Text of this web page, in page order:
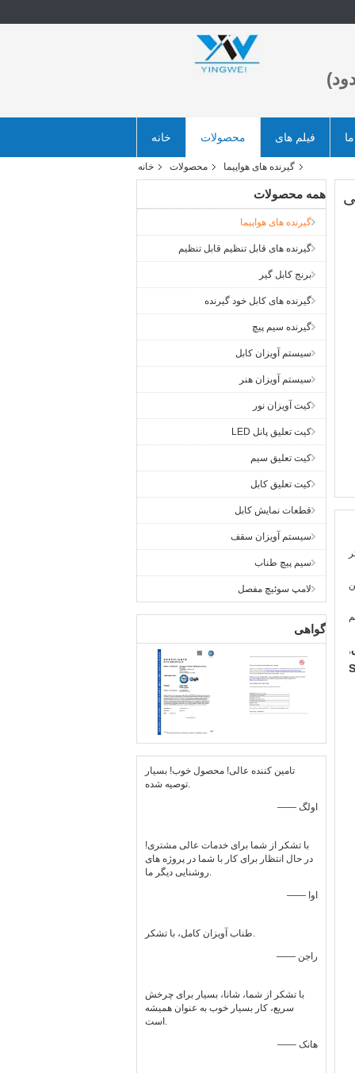
خانه محصولات فیلم های
خانه محصولات گیرنده های هواپیما
همه محصولات
گیرنده های هواپیما
گیرنده های قابل تنظیم قابل تنظیم
برنج کابل گیر
گیرنده های کابل خود گیرنده
گیرنده سیم پیچ
سیستم آویزان کابل
سیستم آویزان هنر
کیت آویزان نور
کیت تعلیق پانل LED
کیت تعلیق سیم
کیت تعلیق کابل
قطعات نمایش کابل
سیستم آویزان سقف
سیم پیچ طناب
لامپ سوئیچ مفصل
گواهی
تامین کننده عالی! محصول خوب! بسیار
توصیه شده.
—— اولگ
با تشکر از شما برای خدمات عالی مشتری!
در حال انتظار برای کار با شما در پروژه های
روشنایی دیگر ما.
—— اوا
طناب آویزان کامل، با تشکر.
—— راجن
با تشکر از شما، شانا، بسیار برای چرخش
سریع، کار بسیار خوب به عنوان همیشه
است.
—— هانک
,